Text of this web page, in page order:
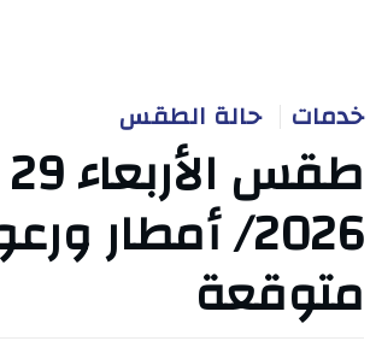
خدمات حالة الطقس
2026/ أمطار
متوقعة